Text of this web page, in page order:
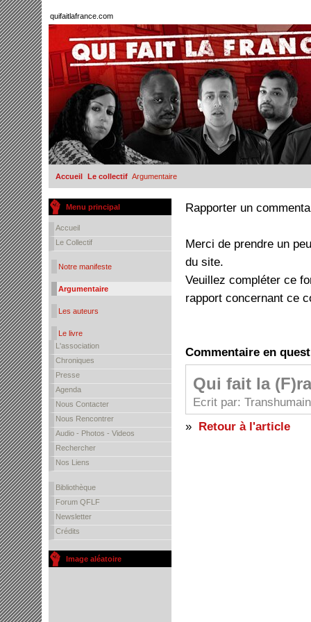
quifaitlafrance.com
Accueil Le collectif Argumentaire
Menu principal
Accueil
Le Collectif
Notre manifeste
Argumentaire
Les auteurs
Le livre
L'association
Chroniques
Presse
Agenda
Nous Contacter
Nous Rencontrer
Audio - Photos - Videos
Rechercher
Nos Liens
Bibliothèque
Forum QFLF
Newsletter
Crédits
Image aléatoire
Rapporter un
Merci de prendre un
du site.
Veuillez compléter ce
rapport concernant ce
Commentaire en
Qui fait la
Ecrit par:
» Retour à l'article